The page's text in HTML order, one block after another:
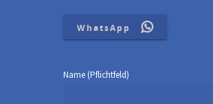
WhatsApp
Name (Pflichtfeld)